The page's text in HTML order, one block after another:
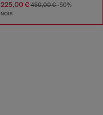
225,00 €450,00 €-50%
NOIR